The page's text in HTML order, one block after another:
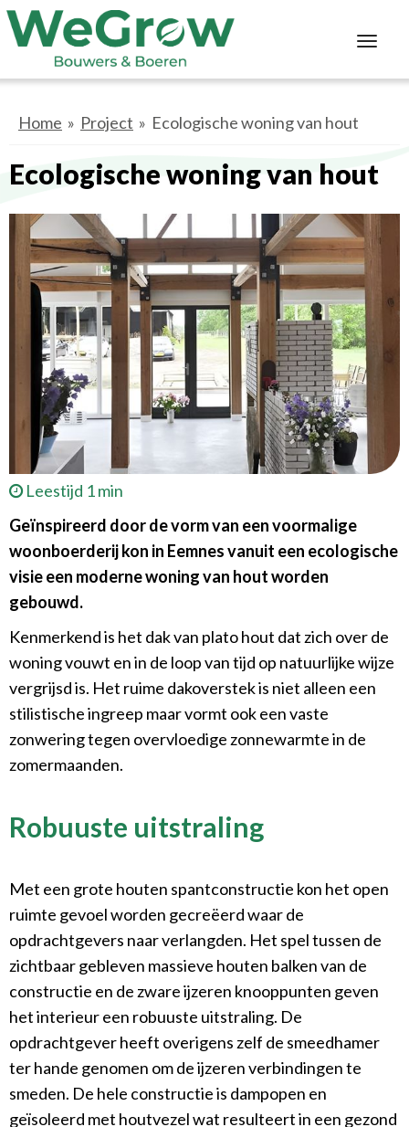
Home » Project » Ecologische woning van hout
Ecologische woning van hout
Leestijd 1 min
Geïnspireerd door de vorm van een voormalige
woonboerderij kon in Eemnes vanuit een ecologische
visie een moderne woning van hout worden
gebouwd.
Kenmerkend is het dak van plato hout dat zich over de
woning vouwt en in de loop van tijd op natuurlijke wijze
vergrijsd is. Het ruime dakoverstek is niet alleen een
stilistische ingreep maar vormt ook een vaste
zonwering tegen overvloedige zonnewarmte in de
zomermaanden.
Robuuste uitstraling
Met een grote houten spantconstructie kon het open
ruimte gevoel worden gecreëerd waar de
opdrachtgevers naar verlangden. Het spel tussen de
zichtbaar gebleven massieve houten balken van de
constructie en de zware ijzeren knooppunten geven
het interieur een robuuste uitstraling. De
opdrachtgever heeft overigens zelf de smeedhamer
ter hande genomen om de ijzeren verbindingen te
smeden. De hele constructie is dampopen en
geïsoleerd met houtvezel wat resulteert in een gezond